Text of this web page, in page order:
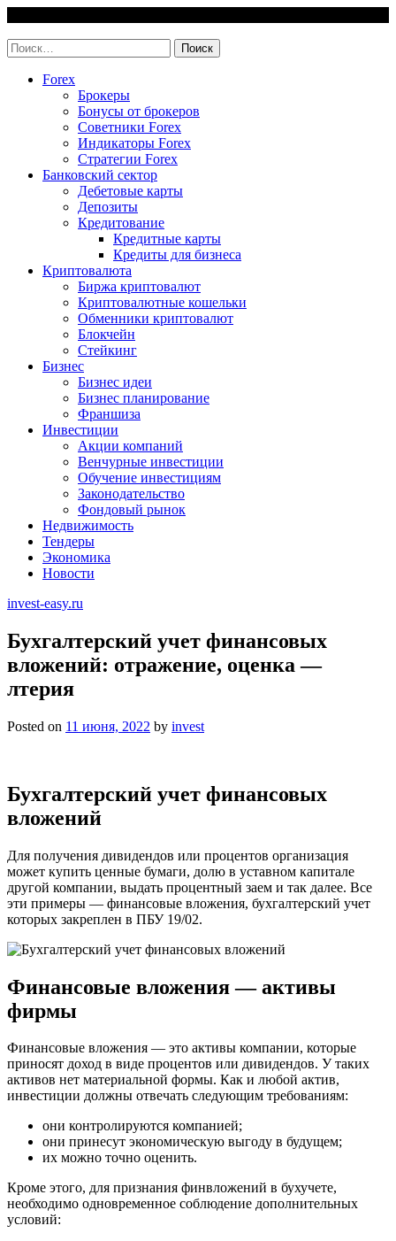
content
Найти:
Forex
Брокеры
Бонусы от брокеров
Советники Forex
Индикаторы Forex
Стратегии Forex
Банковский сектор
Дебетовые карты
Депозиты
Кредитование
Кредитные карты
Кредиты для бизнеса
Криптовалюта
Биржа криптовалют
Криптовалютные кошельки
Обменники криптовалют
Блокчейн
Стейкинг
Бизнес
Бизнес идеи
Бизнес планирование
Франшиза
Инвестиции
Акции компаний
Венчурные инвестиции
Обучение инвестициям
Законодательство
Фондовый рынок
Недвижимость
Тендеры
Экономика
Новости
invest-easy.ru
Бухгалтерский учет финансовых
вложений: отражение, оценка —
лтерия
Posted on 11 июня, 2022 by invest
Бухгалтерский учет финансовых
вложений
Для получения дивидендов или процентов организация
может купить ценные бумаги, долю в уставном капитале
другой компании, выдать процентный заем и так далее. Все
эти примеры — финансовые вложения, бухгалтерский учет
которых закреплен в ПБУ 19/02.
Финансовые вложения — активы
фирмы
Финансовые вложения — это активы компании, которые
приносят доход в виде процентов или дивидендов. У таких
активов нет материальной формы. Как и любой актив,
инвестиции должны отвечать следующим требованиям:
они контролируются компанией;
они принесут экономическую выгоду в будущем;
их можно точно оценить.
Кроме этого, для признания финвложений в бухучете,
необходимо одновременное соблюдение дополнительных
условий: